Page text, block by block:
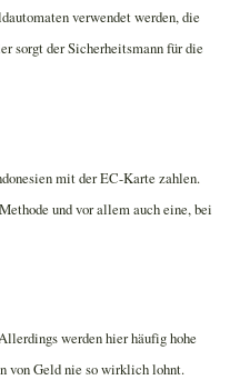
verwendet werden, die
sorgt der Sicherheitsmann für die
mit der EC-Karte zahlen.
und vor allem auch eine, bei
werden hier häufig hohe
von Geld nie so wirklich lohnt.